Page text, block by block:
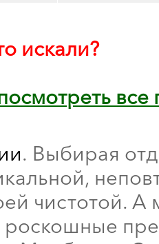
искали?
. Выбирая
чистотой.